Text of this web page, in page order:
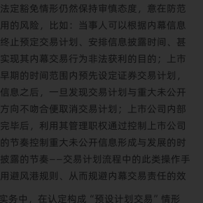
定豁免情形仍然保持审慎态度，意在防范
的风险，比如：当事人可以根据内幕信息
止预定交易计划、安排信息披露时间、甚
现其内幕交易行为非法获利的目的；上市
期的时间范围内预先设定证券交易计划，
息之后，一旦发现交易计划与重大未公开
向不吻合便取消交易计划；上市公司内部
毕后，利用其管理职权通过控制上市公司
节奏控制重大未公开信息形成与发展的时
露的节奏——交易计划流程中的此类操作手
避风港规则、从而规避内幕交易责任的效
务中，在认定构成“预设计划交易”情形